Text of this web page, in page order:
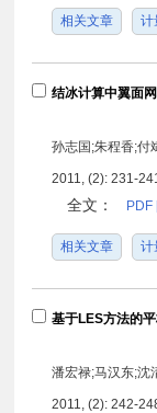
相关文章 计
结冰计算中翼面
孙志国;朱程香;付
2011, (2): 231-
全文： PDF
相关文章 计
基于LES方法的
潘宏禄;马汉东;沈
2011, (2): 242-